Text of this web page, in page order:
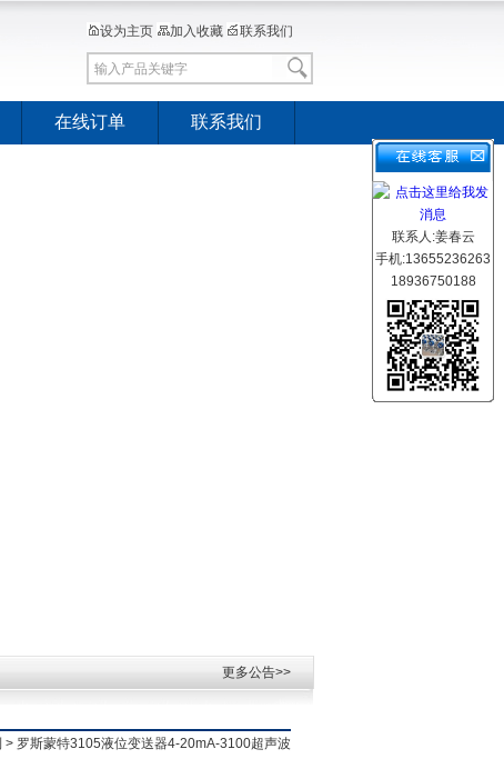
设为主页 加入收藏 联系我们
在线订单 联系我们
更多公告>>
> 罗斯蒙特3105液位变送器4-20mA-3100超声波
联系人:姜春云
手机:13655236263
18936750188